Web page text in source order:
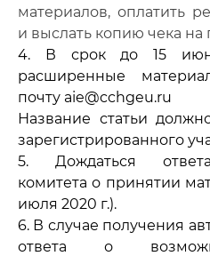
материалов, оплатить
и выслать копию чека на
4. В срок до 15
расширенные
почту aie@cchgeu.ru
Название статьи
зарегистрированного
5. Дождаться
комитета о принятии
июля 2020 г.).
6. В случае получения
ответа о